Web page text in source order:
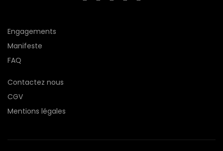
Engagements
Manifeste
FAQ
Contactez nous
CGV
Mentions légales